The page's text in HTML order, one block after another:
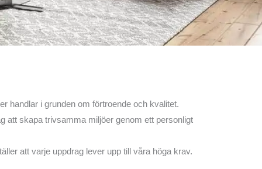
handlar i grunden om förtroende och kvalitet.
att skapa trivsamma miljöer genom ett personligt
att varje uppdrag lever upp till våra höga krav.